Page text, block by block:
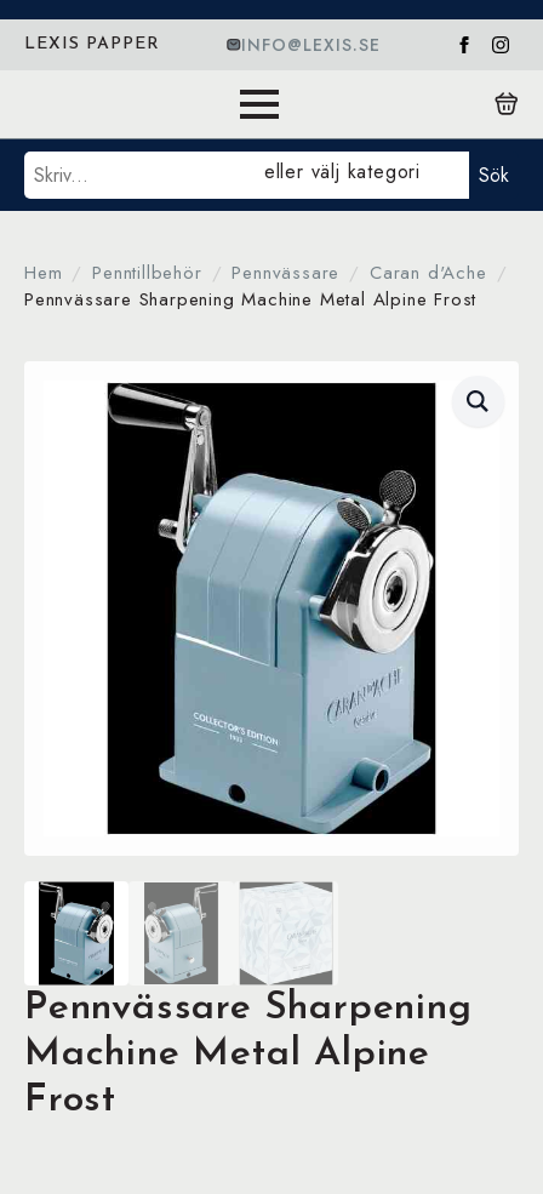
LEXIS PAPPER INFO@LEXIS.SE
Sök eller välj kategori Sök
Hem Penntillbehör Pennvässare
Caran d'Ache
Pennvässare Sharpening Machine Metal Alpine Frost
Pennvässare Sharpening
Machine Metal Alpine
Frost